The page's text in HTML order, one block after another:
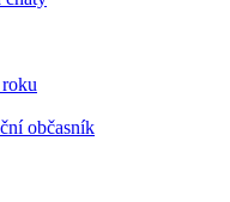
občasník